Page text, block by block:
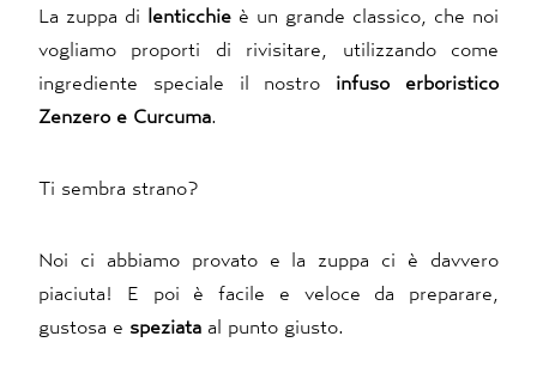
La zuppa di lenticchie è un grande classico, che noi
vogliamo proporti di rivisitare, utilizzando come
ingrediente speciale il nostro infuso
erboristico
Zenzero e Curcuma
Ti sembra strano?
Noi ci abbiamo provato e la zuppa ci è davvero
piaciuta! E poi è facile e veloce da preparare,
gustosa e speziata al punto giusto.